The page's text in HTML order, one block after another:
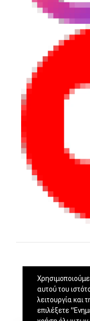
αυτού του
λειτουργία και
επιλέξετε